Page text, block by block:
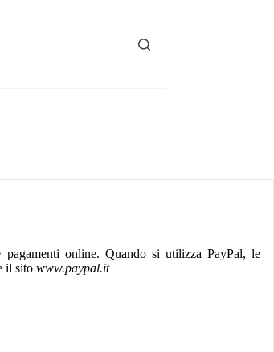
online. Quando si utilizza PayPal, le
il sito www.paypal.it